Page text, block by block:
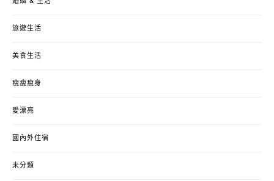
旅遊生活
美食生活
瘦瘦瘦身
愛漂亮
國內外住宿
未分類